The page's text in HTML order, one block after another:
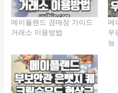
메이플랜드 경매장 가이드
거래소 이용방법
메
우
능